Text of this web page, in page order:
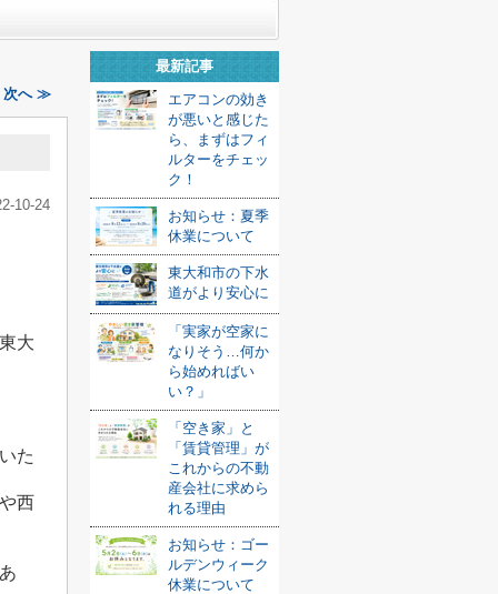
次へ ≫
10-24
大
た
西
最新記事
エアコンの効き
が悪いと感じた
ら、まずはフィ
ルターをチェッ
ク！
お知らせ：夏季
休業について
東大和市の下水
道がより安心に
「実家が空家に
なりそう…何か
ら始めればい
い？」
「空き家」と
「賃貸管理」が
これからの不動
産会社に求めら
れる理由
お知らせ：ゴー
ルデンウィーク
休業について